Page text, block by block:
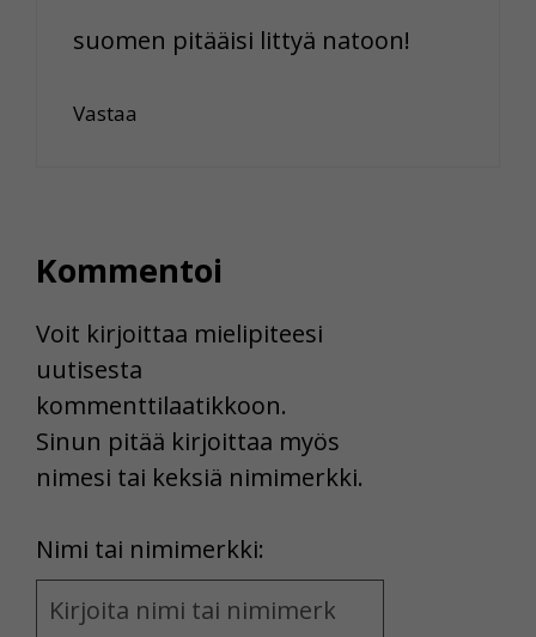
suomen pitääisi littyä natoon!
Vastaa
Kommentoi
Voit kirjoittaa mielipiteesi
uutisesta
kommenttilaatikkoon.
Sinun pitää kirjoittaa myös
nimesi tai keksiä nimimerkki.
Nimi tai nimimerkki:
Name
and